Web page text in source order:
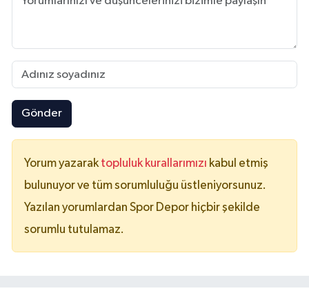
Gönder
Yorum yazaraktopluluk kurallarımızı kabul etmiş
bulunuyor ve tüm sorumluluğu üstleniyorsunuz.
Yazılan yorumlardan Spor Depor hiçbir şekilde
sorumlu tutulamaz.